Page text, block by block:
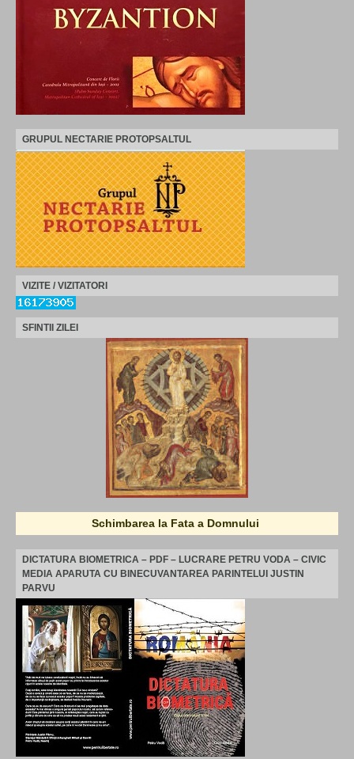
GRUPUL NECTARIE PROTOPSALTUL
VIZITE / VIZITATORI
SFINTII ZILEI
Schimbarea la Fata a Domnului
DICTATURA BIOMETRICA – PDF – LUCRARE PETRU VODA – CIVIC
MEDIA APARUTA CU BINECUVANTAREA PARINTELUI JUSTIN
PARVU